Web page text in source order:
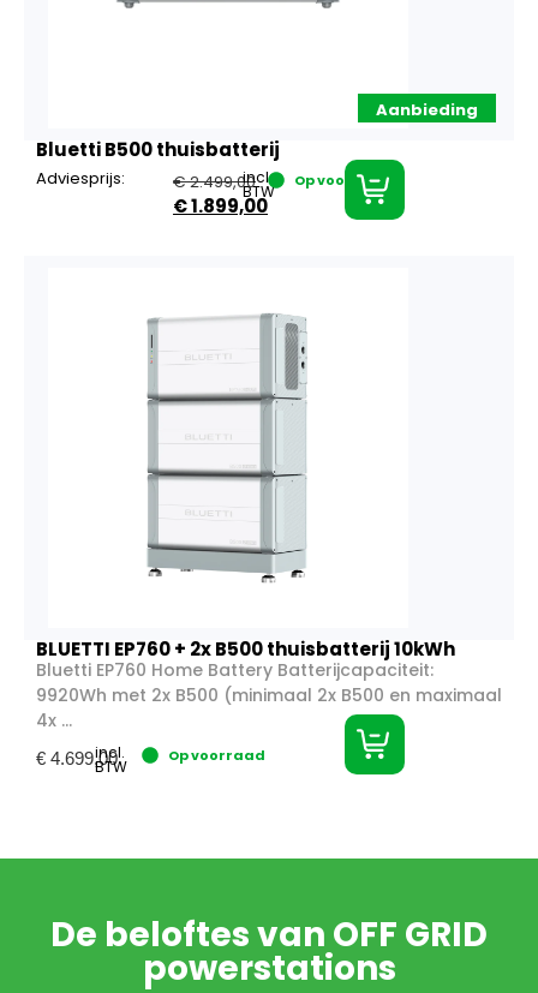
Aanbieding
Bluetti B500 thuisbatterij
Adviesprijs: €2.499,00
€1.899,00
incl.
BTW
Op voorraad
BLUETTI EP760 + 2x B500 thuisbatterij 10kWh
Bluetti EP760 Home Battery Batterijcapaciteit:
9920Wh met 2x B500 (minimaal 2x B500 en maximaal
4x ...
€ 4.699,00
incl.
BTW
Op voorraad
De beloftes van OFF GRID
powerstations